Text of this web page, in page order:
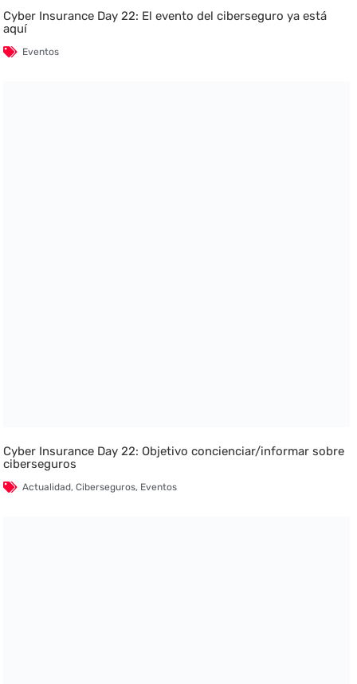
Cyber Insurance Day 22: El evento del ciberseguro ya está
aquí
Eventos
Cyber Insurance Day 22: Objetivo concienciar/informar sobre
ciberseguros
Actualidad,Ciberseguros, Eventos